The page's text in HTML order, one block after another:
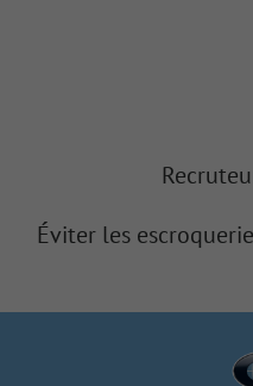
Éviter les